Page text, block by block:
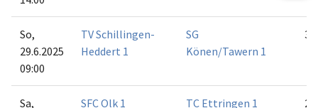
So,
29.6.2025
09:00
TV Schillingen-
Heddert 1
SG
Könen/Tawern 1
3:3
Sa, SFC Olk 1 TC Ettringen 1 2:4